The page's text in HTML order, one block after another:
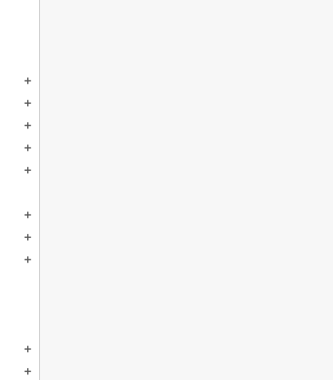
add
add
add
add
add
add
add
add
add
add